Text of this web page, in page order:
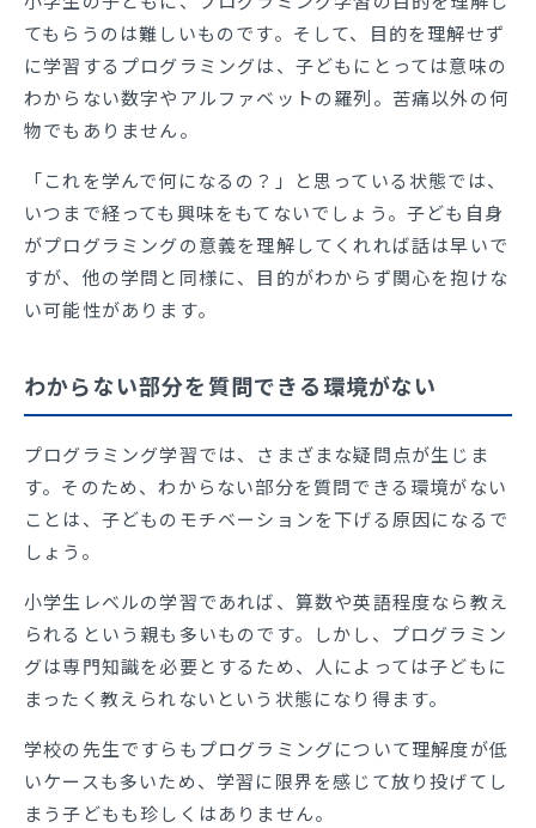
てもらうのは難しいものです。そして、目的を理解せず
に学習するプログラミングは、子どもにとっては意味の
わからない数字やアルファベットの羅列。苦痛以外の何
物でもありません。
「これを学んで何になるの？」と思っている状態では、
いつまで経っても興味をもてないでしょう。子ども自身
がプログラミングの意義を理解してくれれば話は早いで
すが、他の学問と同様に、目的がわからず関心を抱けな
い可能性があります。
わからない部分を質問できる環境がない
プログラミング学習では、さまざまな疑問点が生じま
す。そのため、わからない部分を質問できる環境がない
ことは、子どものモチベーションを下げる原因になるで
しょう。
小学生レベルの学習であれば、算数や英語程度なら教え
られるという親も多いものです。しかし、プログラミン
グは専門知識を必要とするため、人によっては子どもに
まったく教えられないという状態になり得ます。
学校の先生ですらもプログラミングについて理解度が低
いケースも多いため、学習に限界を感じて放り投げてし
まう子どもも珍しくはありません。